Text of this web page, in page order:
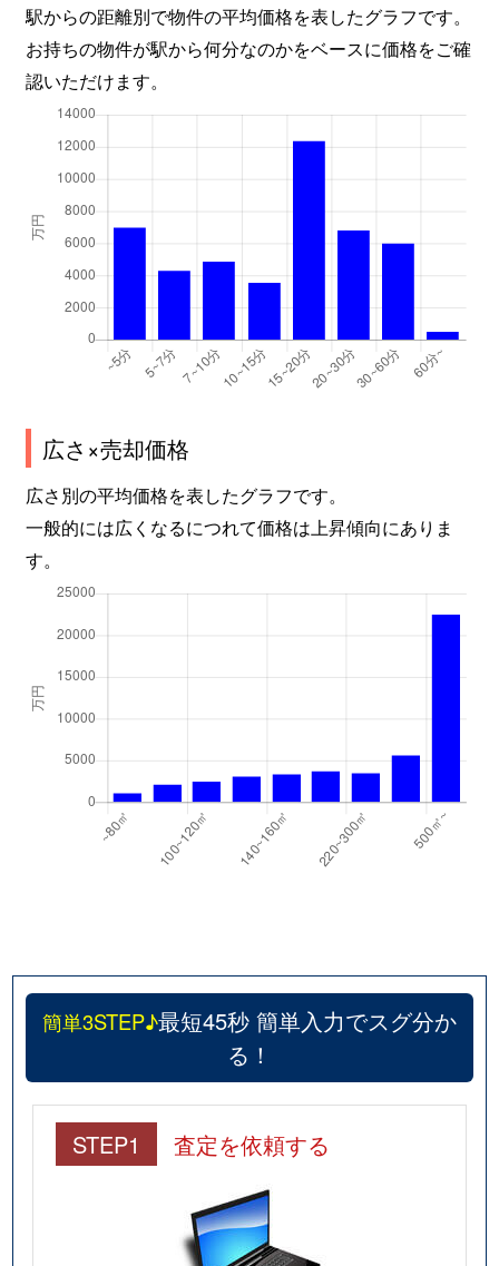
南浜学区
10,000万円
伏見桃山
南浜学区
駅からの距離別で物件の平均価格を表したグラフです。
お持ちの物件が駅から何分なのかをベースに価格をご確
認いただけます。
広さ×売却価格
広さ別の平均価格を表したグラフです。
一般的には広くなるにつれて価格は上昇傾向にありま
す。
簡単3STEP♪最短45秒 簡単入力でスグ分か
る！
STEP1 査定を依頼する